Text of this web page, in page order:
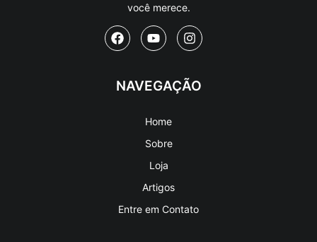
você merece.
NAVEGAÇÃO
Home
Sobre
Loja
Artigos
Entre em Contato